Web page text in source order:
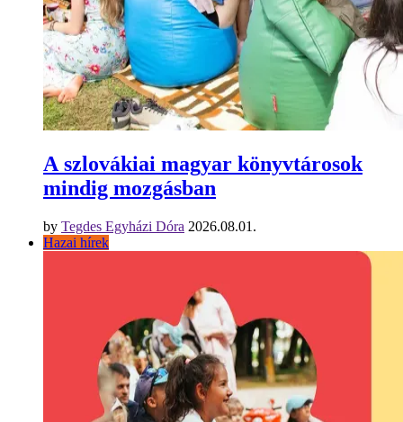
A szlovákiai magyar könyvtárosok
mindig mozgásban
by Tegdes Egyházi Dóra 2026.08.01.
Hazai hírek